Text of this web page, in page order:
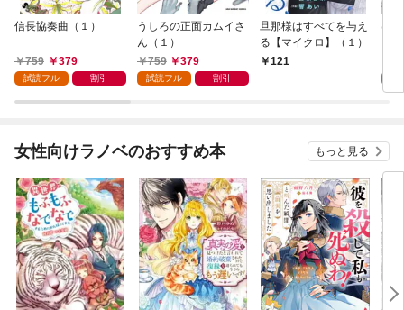
信長協奏曲（１）
759 379
試読フル 割引
うしろの正面カムイさ
ん（１）
759
379
試読フル 割引
旦那様はすべてを与え
る【マイクロ】（１）
121
は
女性向けラノベのおすすめ本 もっと見る